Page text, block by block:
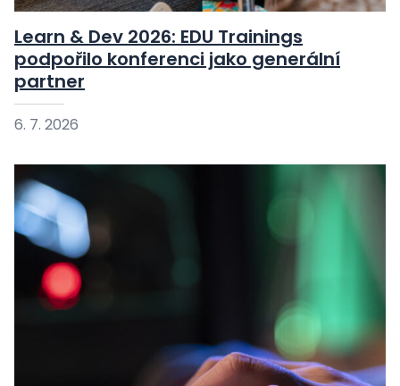
Learn & Dev 2026: EDU Trainings
podpořilo konferenci jako generální
partner
6. 7. 2026